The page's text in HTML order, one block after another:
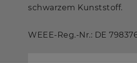
schwarzem Kunststoff.
WEEE-Reg.-Nr.: DE